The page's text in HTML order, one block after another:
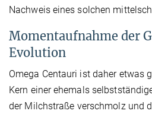
Nachweis eines solchen
Momentaufnahme der
Evolution
Omega Centauri ist daher etwas
Kern einer ehemals
der Milchstraße verschmolz und